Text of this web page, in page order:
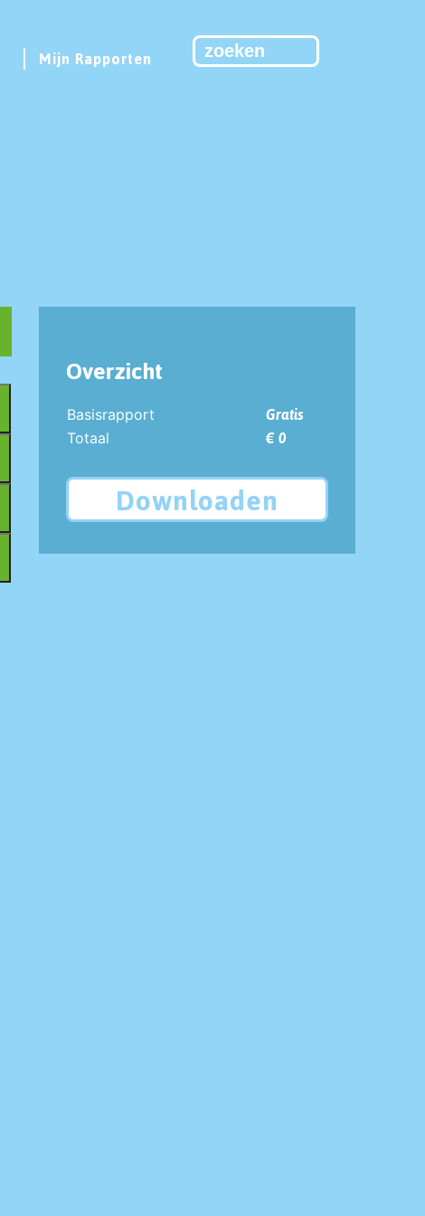
Mijn Rapporten
Overzicht
Basisrapport
Gratis
Totaal
€ 0
Downloaden